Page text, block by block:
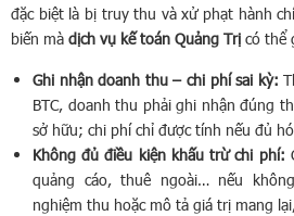
đặc biệt là bị truy thu và xử phạt hành
biến mà dịch vụ kế toán Quảng Trị có thể
Ghi nhận doanh thu – chi phí sai kỳ:
BTC, doanh thu phải ghi nhận đúng
sở hữu; chi phí chỉ được tính nếu đủ
Không đủ điều kiện khấu trừ chi phí:
quảng cáo, thuê ngoài… nếu
nghiệm thu hoặc mô tả giá trị mang